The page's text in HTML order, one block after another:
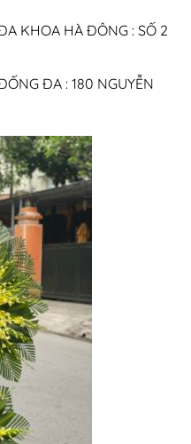
KHOA HÀ ĐÔNG : SỐ 2
ĐA : 180 NGUYỄN